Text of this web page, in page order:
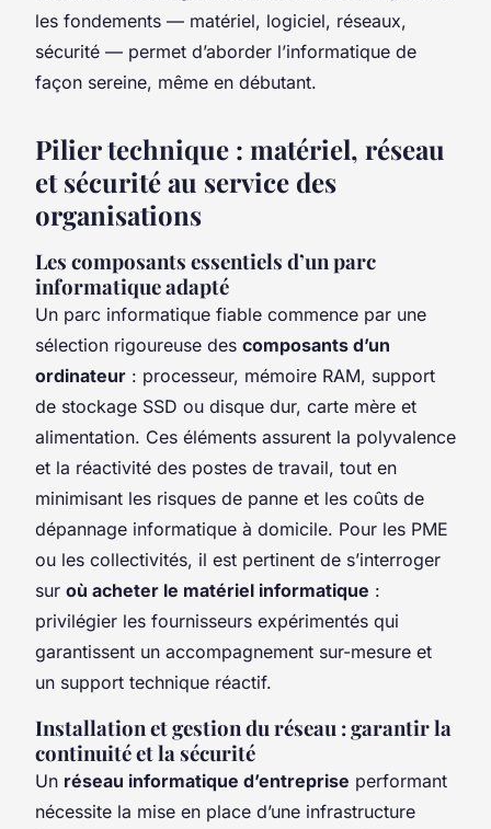
les fondements — matériel, logiciel, réseaux,
sécurité — permet d’aborder l’informatique de
façon sereine, même en débutant.
Pilier technique : matériel, réseau
et sécurité au service des
organisations
Les composants essentiels d’un parc
informatique adapté
Un parc informatique fiable commence par une
sélection rigoureuse des composants d’un
ordinateur : processeur, mémoire RAM, support
de stockage SSD ou disque dur, carte mère et
alimentation. Ces éléments assurent la polyvalence
et la réactivité des postes de travail, tout en
minimisant les risques de panne et les coûts de
dépannage informatique à domicile. Pour les PME
ou les collectivités, il est pertinent de s’interroger
sur où acheter le matériel informatique :
privilégier les fournisseurs expérimentés qui
garantissent un accompagnement sur-mesure et
un support technique réactif.
Installation et gestion du réseau : garantir la
continuité et la sécurité
Un réseau informatique d’entreprise performant
nécessite la mise en place d’une infrastructure